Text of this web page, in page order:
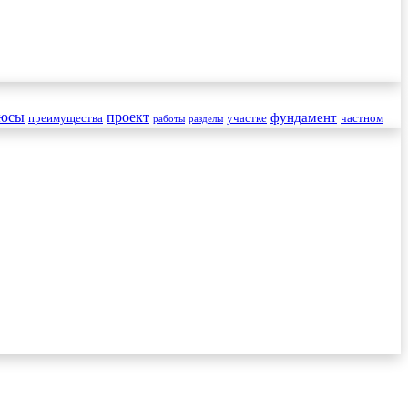
преимущества проект работы разделы участке фундамент частном